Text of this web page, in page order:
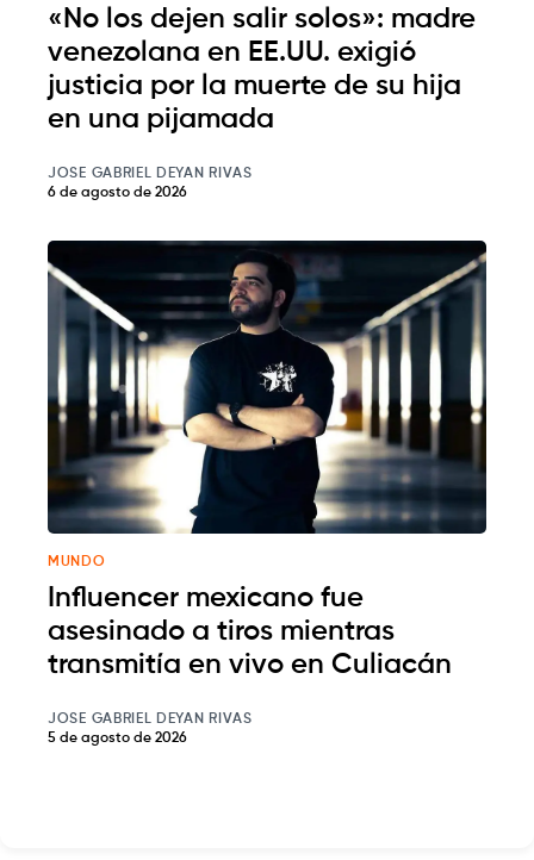
«No los dejen salir solos»: madre
venezolana en EE.UU. exigió
justicia por la muerte de su hija
en una pijamada
JOSE GABRIEL DEYAN RIVAS
6 de agosto de 2026
MUNDO
Influencer mexicano fue
asesinado a tiros mientras
transmitía en vivo en Culiacán
JOSE GABRIEL DEYAN RIVAS
5 de agosto de 2026